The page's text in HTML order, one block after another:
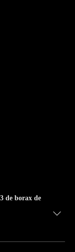
de borax de